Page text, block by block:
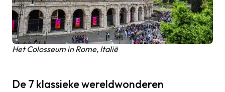
Het Colosseum in Rome, Italië
De 7 klassieke wereldwonderen